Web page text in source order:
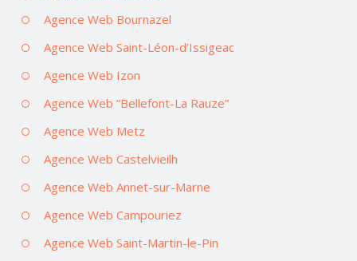
Agence Web Bournazel
Agence Web Saint-Léon-d’Issigeac
Agence Web Izon
Agence Web “Bellefont-La Rauze”
Agence Web Metz
Agence Web Castelvieilh
Agence Web Annet-sur-Marne
Agence Web Campouriez
Agence Web Saint-Martin-le-Pin